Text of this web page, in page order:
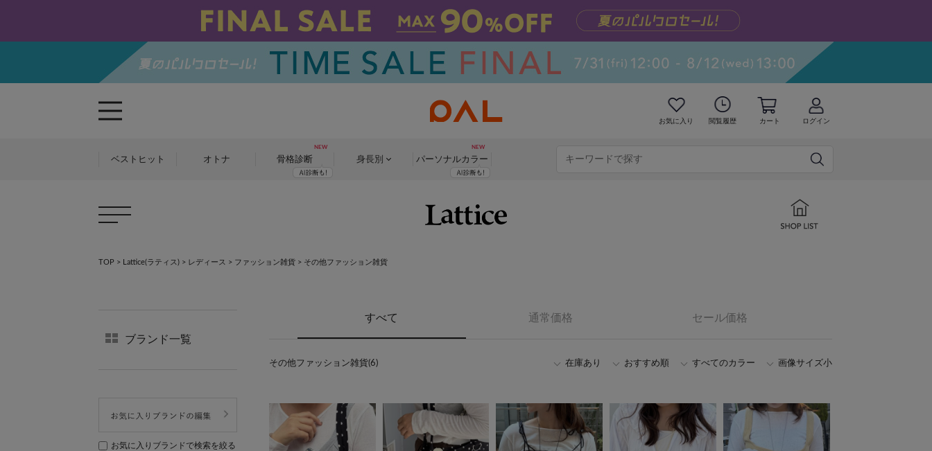
お気に入り 閲覧履歴 カート ログイン
ベストヒット オトナ 骨格診断 身長別 パーソナルカラー
TOP > Lattice(ラティス) > レディース > ファッション雑貨 > その他ファッション雑貨
すべて 通常価格 セール価格
その他ファッション雑貨(6) 在庫あり おすすめ順 すべてのカラー 画像サイズ小
ブランド一覧
お気に入りブランドで検索を絞る